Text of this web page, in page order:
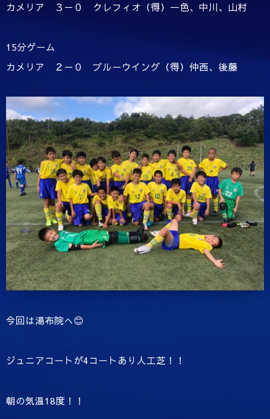
カメリア ３－０ クレフィオ（得）一色、中川、山村
15分ゲーム
カメリア ２－０ ブルーウイング（得）仲西、後藤
今回は湯布院へ😊
ジュニアコートが4コートあり人工芝！！
朝の気温18度！！